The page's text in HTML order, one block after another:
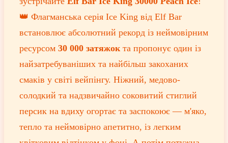
👑 Флагманська серія Ice King від Elf Bar
встановлює абсолютний рекорд із неймовірним
ресурсом 30 000 затяжокта пропонує один із
найзатребуваніших та найбільш закоханих
смаків у світі вейпінгу. Ніжний, медово-
солодкий та надзвичайно соковитий стиглий
персик на вдиху огортає та заспокоює — м'яко,
тепло та неймовірно апетитно, із легким